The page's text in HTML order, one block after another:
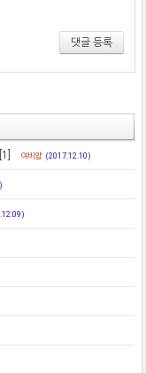
댓글 등록
[1] 여비얌 (2017.12.10)